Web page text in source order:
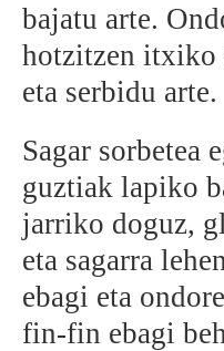
bajatu arte.
hotzitzen itxiko
eta serbidu arte.
Sagar sorbetea
guztiak lapiko
jarriko doguz,
eta sagarra
ebagi eta
fin-fin ebagi